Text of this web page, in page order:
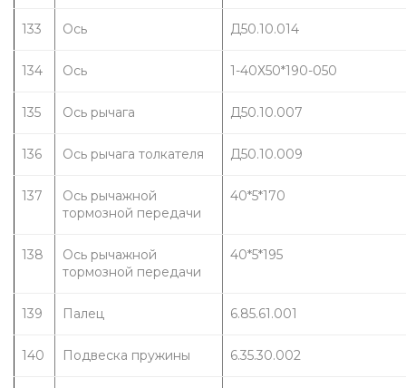
133 Ось Д50.10.014
134 Ось 1-40Х50*190-050
135 Ось рычага Д50.10.007
136 Ось рычага толкателя Д50.10.009
137
Ось рычажной
тормозной передачи
40*5*170
138
Ось рычажной
тормозной передачи
40*5*195
139 Палец 6.85.61.001
140 Подвеска пружины 6.35.30.002